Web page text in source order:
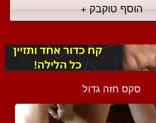
הוסף טוקבק +
סקס חזה גדול